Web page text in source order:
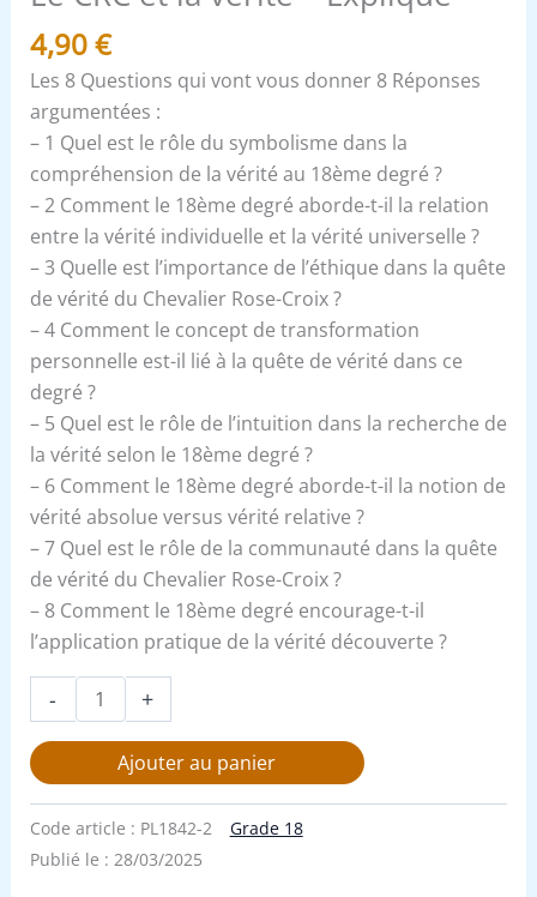
4,90€
Les 8 Questions qui vont vous donner 8 Réponses
argumentées :
– 1 Quel est le rôle du symbolisme dans la
compréhension de la vérité au 18ème degré ?
– 2 Comment le 18ème degré aborde-t-il la relation
entre la vérité individuelle et la vérité universelle ?
– 3 Quelle est l’importance de l’éthique dans la quête
de vérité du Chevalier Rose-Croix ?
– 4 Comment le concept de transformation
personnelle est-il lié à la quête de vérité dans ce
degré ?
– 5 Quel est le rôle de l’intuition dans la recherche de
la vérité selon le 18ème degré ?
– 6 Comment le 18ème degré aborde-t-il la notion de
vérité absolue versus vérité relative ?
– 7 Quel est le rôle de la communauté dans la quête
de vérité du Chevalier Rose-Croix ?
– 8 Comment le 18ème degré encourage-t-il
l’application pratique de la vérité découverte ?
- +
Ajouter au panier
Code article : PL1842-2
Grade 18
Publié le : 28/03/2025